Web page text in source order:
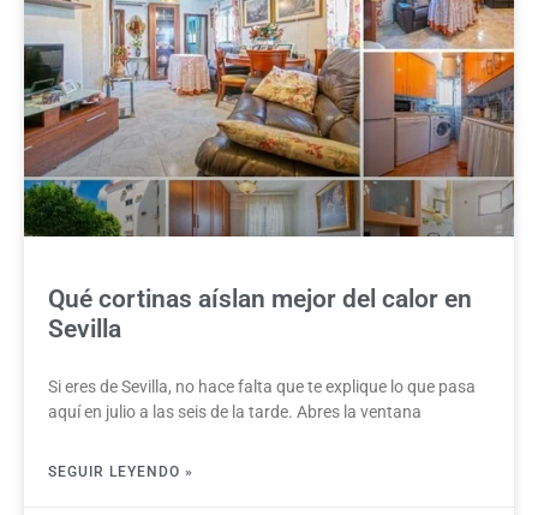
Qué cortinas aíslan mejor del calor en
Sevilla
Si eres de Sevilla, no hace falta que te explique lo que pasa
aquí en julio a las seis de la tarde. Abres la ventana
SEGUIR LEYENDO »